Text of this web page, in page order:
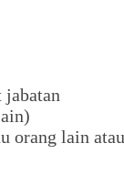
jabatan
lain